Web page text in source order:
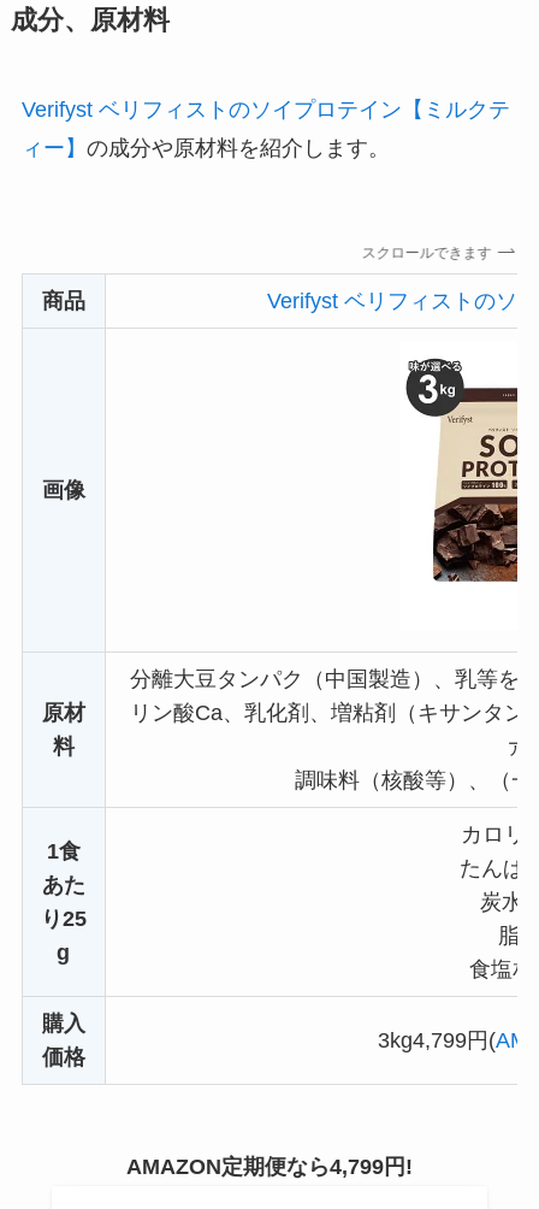
成分、原材料
Verifyst ベリフィストのソイプロテイン【ミルクテ
ィー】 の成分や原材料を紹介します。
スクロールできます
商品 Verifyst ベリフィストのソ
画像
原材
料
分離大豆タンパク（中国製造）、乳等を
リン酸Ca、乳化剤、増粘剤（キサンタ
ァ
調味料（核酸等）、（
1食
あた
り25
g
カロリ
たんぱ
炭水
脂
食塩
購入
価格
3kg4,799円(
AMAZON定期便なら4,799円!